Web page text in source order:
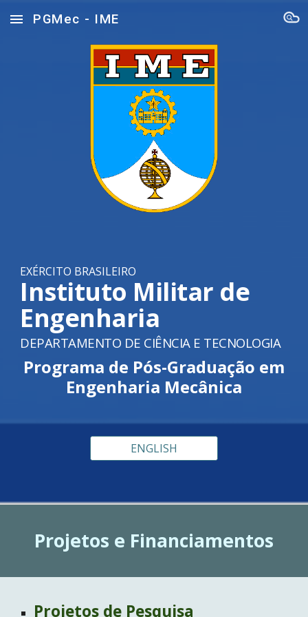
Skip to main content Skip to navigation
PGMec - IME
EXÉRCITO BRASILEIRO
Instituto Militar de
Engenharia
DEPARTAMENTO DE CIÊNCIA E TECNOLOGIA
Programa de Pós-Graduação em
Engenharia Mecânica
ENGLISH
Projetos e Financiamentos
Projetos de Pesquisa